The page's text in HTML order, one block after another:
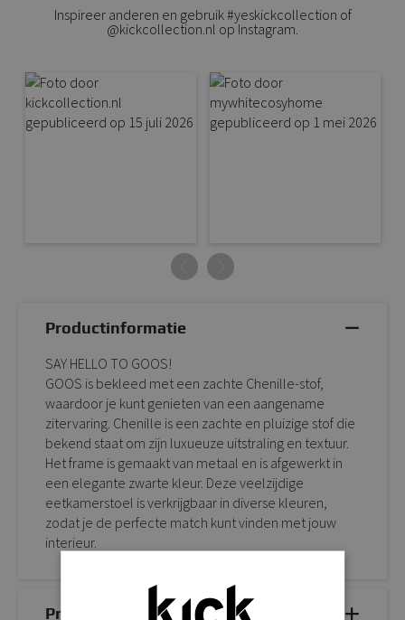
Inspireer anderen en gebruik #yeskickcollection of
@kickcollection.nl op Instagram.
Productinformatie
SAY HELLO TO GOOS!
GOOS is bekleed met een zachte Chenille-stof,
waardoor je kunt genieten van een aangename
zitervaring. Chenille is een zachte en pluizige stof die
bekend staat om zijn luxueuze uitstraling en textuur.
Het frame is gemaakt van metaal en is afgewerkt in
een elegante zwarte kleur. Deze veelzijdige
eetkamerstoel is verkrijgbaar in diverse kleuren,
zodat je de perfecte match kunt vinden met jouw
interieur.
Productdetails